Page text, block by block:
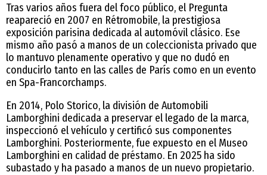
Tras varios años fuera del foco público, el Pregunta
reapareció en 2007 en Rétromobile, la prestigiosa
exposición parisina dedicada al automóvil clásico. Ese
mismo año pasó a manos de un coleccionista privado que
lo mantuvo plenamente operativo y que no dudó en
conducirlo tanto en las calles de París como en un evento
en Spa-Francorchamps.
En 2014, Polo Storico, la división de Automobili
Lamborghini dedicada a preservar el legado de la marca,
inspeccionó el vehículo y certificó sus componentes
Lamborghini. Posteriormente, fue expuesto en el Museo
Lamborghini en calidad de préstamo. En 2025 ha sido
subastado y ha pasado a manos de un nuevo propietario.